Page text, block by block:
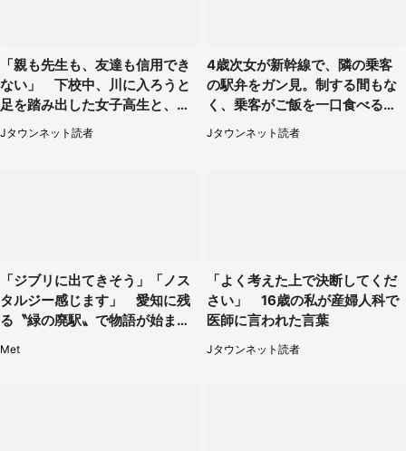
「親も先生も、友達も信用でき
ない」 下校中、川に入ろうと
足を踏み出した女子高生と、彼
女を止めた予想外の存在
Jタウンネット読者
4歳次女が新幹線で、隣の乗客
の駅弁をガン見。制する間もな
く、乗客がご飯を一口食べると
（茨城県・50代女性）
Jタウンネット読者
「ジブリに出てきそう」「ノス
タルジー感じます」 愛知に残
る〝緑の廃駅〟で物語が始まり
Met
「よく考えた上で決断してくだ
さい」 16歳の私が産婦人科で
医師に言われた言葉
Jタウンネット読者